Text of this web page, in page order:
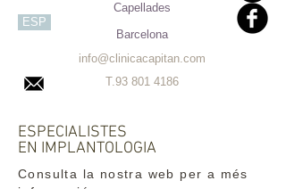
Capellades
Barcelona
info@clinicacapitan.com
T.93 801 4186
ESP
ESPECIALISTES
EN IMPLANTOLOGIA
Consulta la nostra web per a més